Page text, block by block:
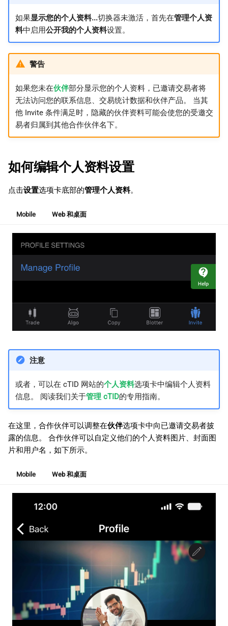
如果显示您的个人资料...切换器未激活，首先在管理个人资
料中启用公开我的个人资料设置。
警告
如果您未在伙伴部分显示您的个人资料，已邀请交易者将
无法访问您的联系信息、交易统计数据和伙伴产品。 当其
他 Invite 条件满足时，隐藏的伙伴资料可能会使您的受邀交
易者归属到其他合作伙伴名下。
如何编辑个人资料设置
点击设置选项卡底部的管理个人资料。
Mobile Web 和桌面
注意
或者，可以在 cTID 网站的个人资料选项卡中编辑个人资料
信息。 阅读我们关于管理 cTID的专用指南。
在这里，合作伙伴可以调整在伙伴选项卡中向已邀请交易者披
露的信息。 合作伙伴可以自定义他们的个人资料图片、封面图
片和用户名，如下所示。
Mobile Web 和桌面